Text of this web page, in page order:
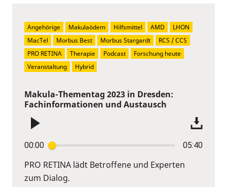
Makula-Thementag 2023 in Dresden:
Fachinformationen und Austausch
00:00 05:40
PRO RETINA lädt Betroffene und Experten
zum Dialog.
Angehörige Makulaödem Hilfsmittel AMD
LHON
MacTel
Morbus Best Morbus Stargardt
RCS / CCS
PRO RETINA
Therapie Podcast
Forschung heute
Veranstaltung
Hybrid